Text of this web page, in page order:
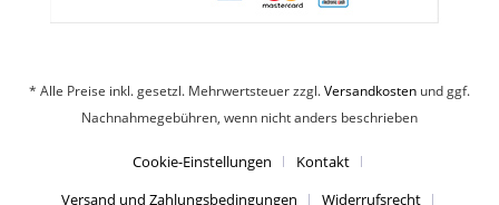
* Alle Preise inkl. gesetzl. Mehrwertsteuer zzgl.Versandkosten und ggf.
Nachnahmegebühren, wenn nicht anders beschrieben
Cookie-Einstellungen
Kontakt
Versand und Zahlungsbedingungen
Widerrufsrecht